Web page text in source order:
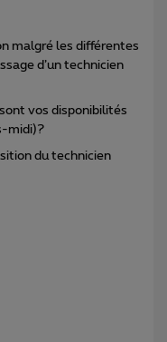
malgré les différentes
d’un technicien
vos disponibilités
midi)?
du technicien